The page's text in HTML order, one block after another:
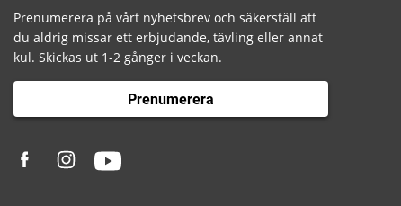
Prenumerera på vårt nyhetsbrev och säkerställ att
du aldrig missar ett erbjudande, tävling eller annat
kul. Skickas ut 1-2 gånger i veckan.
Prenumerera